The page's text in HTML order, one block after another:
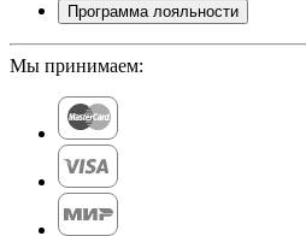
Программа лояльности
Мы принимаем: